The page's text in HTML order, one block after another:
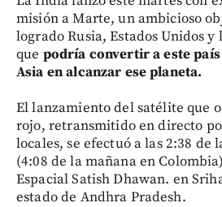
misión a Marte, un ambicioso
logrado Rusia, Estados Unidos
que podría convertir a este
Asia en alcanzar ese planeta.
El lanzamiento del satélite que
rojo, retransmitido en directo
locales, se efectuó a las 2:38 de
(4:08 de la mañana en
Espacial Satish Dhawan. en
estado de Andhra Pradesh.